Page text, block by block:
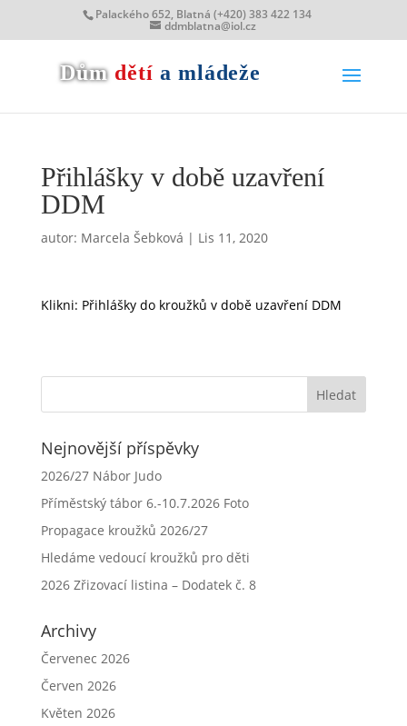
Palackého 652, Blatná (+420) 383 422 134
ddmblatna@iol.cz
Dům dětí a mládeže
Přihlášky v době uzavření
DDM
autor: Marcela Šebková | Lis 11, 2020
Klikni: Přihlášky do kroužků v době uzavření DDM
Nejnovější příspěvky
2026/27 Nábor Judo
Příměstský tábor 6.-10.7.2026 Foto
Propagace kroužků 2026/27
Hledáme vedoucí kroužků pro děti
2026 Zřizovací listina – Dodatek č. 8
Archivy
Červenec 2026
Červen 2026
Květen 2026